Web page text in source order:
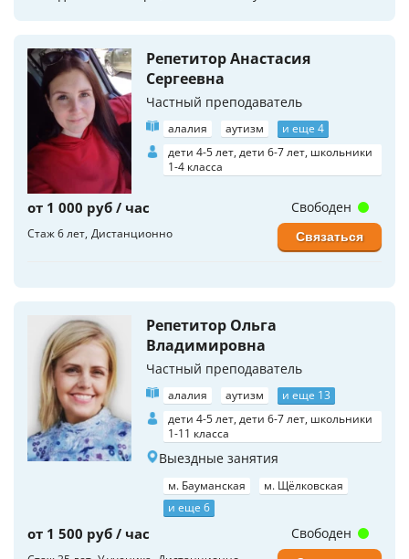
Репетитор Анастасия
Сергеевна
Частный преподаватель
алалия аутизм
и еще 4
дети 4-5 лет, дети 6-7 лет, школьники
1-4 класса
от 1 000 руб / час
Стаж 6 лет Дистанционно
Свободен
Связаться
Репетитор Ольга
Владимировна
Частный преподаватель
алалия аутизм
и еще 13
дети 4-5 лет, дети 6-7 лет, школьники
1-11 класса
Выездные занятия
м. Бауманская
м. Щёлковская
и еще 6
от 1 500 руб / час Свободен